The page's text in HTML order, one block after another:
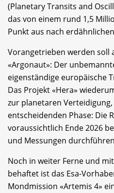
(Planetary Transits and
das von einem rund 1,5
Punkt aus nach
Vorangetrieben werden soll
«Argonaut»: Der
eigenständige europäische
Das Projekt «Hera»
zur planetaren
entscheidenden Phase: Die
voraussichtlich Ende 2026
und Messungen
Noch in weiter Ferne und
behaftet ist das Esa-
Mondmission «Artemis 4»